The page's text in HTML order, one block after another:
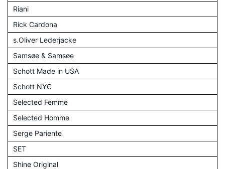
Riani
Rick Cardona
s.Oliver Lederjacke
Samsøe & Samsøe
Schott Made in USA
Schott NYC
Selected Femme
Selected Homme
Serge Pariente
SET
Shine Original